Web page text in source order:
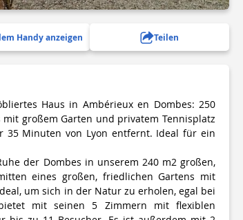
Handy anzeigen Teilen
Haus in Ambérieux en Dombes: 250
großem Garten und privatem Tennisplatz
35 Minuten von Lyon entfernt. Ideal für ein
der Dombes in unserem 240 m2 großen,
eines großen, friedlichen Gartens mit
um sich in der Natur zu erholen, egal bei
mit seinen 5 Zimmern mit flexiblen